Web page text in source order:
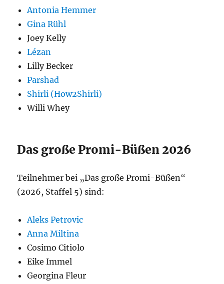
Antonia Hemmer
Gina Rühl
Joey Kelly
Lézan
Lilly Becker
Parshad
Shirli (How2Shirli)
Willi Whey
Das große Promi-Büßen 2026
Teilnehmer bei „Das große Promi-Büßen“
(2026, Staffel 5) sind:
Aleks Petrovic
Anna Miltina
Cosimo Citiolo
Eike Immel
Georgina Fleur